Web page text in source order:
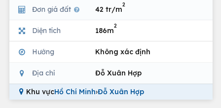
Đơn giá đất 42 tr/m
2
Diện tích 186m
2
Hướng Không xác định
Địa chỉ Đỗ Xuân Hợp
Khu vựcHồ Chí Minh›Đỗ Xuân Hợp